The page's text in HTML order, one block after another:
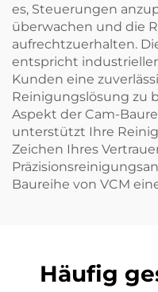
es, Steuerungen
überwachen und die
aufrechtzuerhalten.
entspricht
Kunden eine
Reinigungslösung zu
Aspekt der Cam-
unterstützt Ihre
Zeichen Ihres
Baureihe von VCM
Häufig